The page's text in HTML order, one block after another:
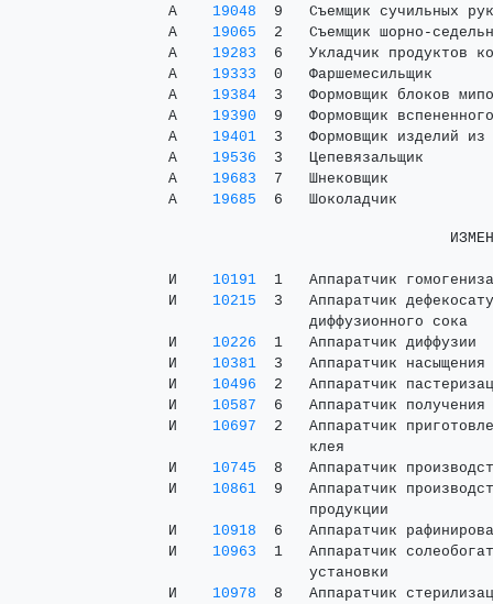
А 19048
9   Съемщик сучильных
А 19065
2   Съемщик шорно-
А 19283
6   Укладчик продуктов
А 19333
0   Фаршемесильщик
А 19384
3   Формовщик блоков
А 19390
9   Формовщик
А 19401
3   Формовщик изделий
А 19536
3   Цепевязальщик
А 19683
7   Шнековщик
А 19685
И 10191
1   Аппаратчик
И 10215
3   Аппаратчик
                 диффузионного сока
И 10226
1   Аппаратчик диффузии
И 10381
3   Аппаратчик
И 10496
2   Аппаратчик
И 10587
6   Аппаратчик
И 10697
2   Аппаратчик
                 клея
И 10745
8   Аппаратчик
И 10861
9   Аппаратчик
                 продукции
И 10918
6   Аппаратчик
И 10963
1   Аппаратчик
                 установки
И 10978
8   Аппаратчик